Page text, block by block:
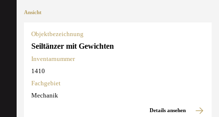
Ansicht
Objektbezeichnung
Seiltänzer mit Gewichten
Inventarnummer
1410
Fachgebiet
Mechanik
Details ansehen